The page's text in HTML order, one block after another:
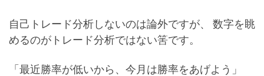
自己トレード分析しないのは論外ですが、 数字を眺
めるのがトレード分析ではない筈です。
「最近勝率が低いから、今月は勝率をあげよう」